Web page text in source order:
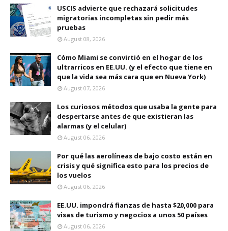
USCIS advierte que rechazará solicitudes
migratorias incompletas sin pedir más
pruebas
August 08, 2026
Cómo Miami se convirtió en el hogar de los
ultrarricos en EE.UU. (y el efecto que tiene en
que la vida sea más cara que en Nueva York)
August 07, 2026
Los curiosos métodos que usaba la gente para
despertarse antes de que existieran las
alarmas (y el celular)
August 06, 2026
Por qué las aerolíneas de bajo costo están en
crisis y qué significa esto para los precios de
los vuelos
August 06, 2026
EE.UU. impondrá fianzas de hasta $20,000 para
visas de turismo y negocios a unos 50 países
August 06, 2026